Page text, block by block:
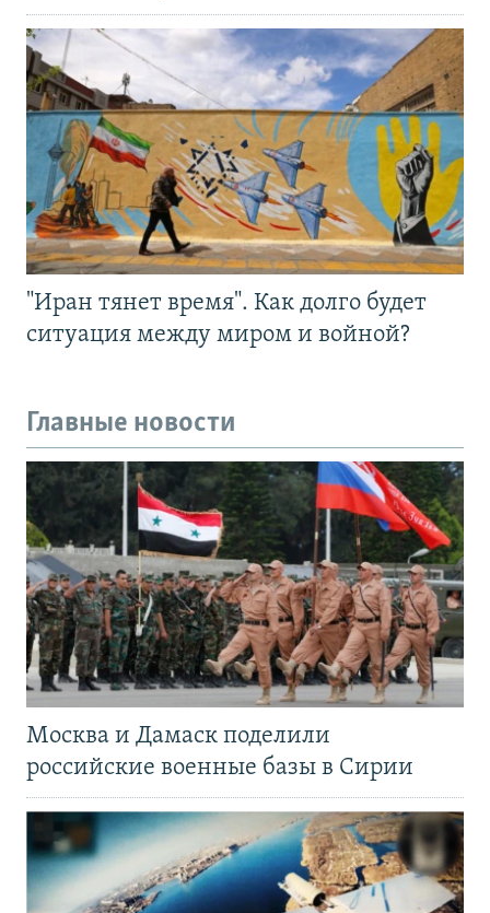
"Иран тянет время". Как долго будет
ситуация между миром и войной?
Главные новости
Москва и Дамаск поделили
российские военные базы в Сирии